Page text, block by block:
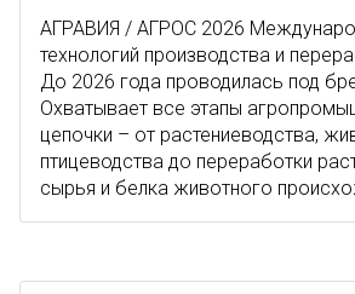
АГРАВИЯ / АГРОС 2026
технологий производства и
До 2026 года проводилась под
Охватывает все этапы
цепочки – от растениеводства,
птицеводства до переработки
сырья и белка животного